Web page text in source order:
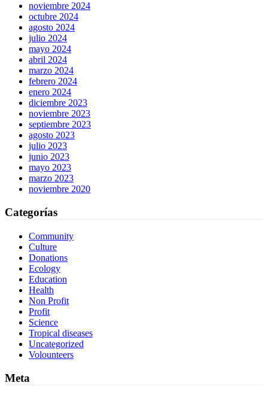
noviembre 2024
octubre 2024
agosto 2024
julio 2024
mayo 2024
abril 2024
marzo 2024
febrero 2024
enero 2024
diciembre 2023
noviembre 2023
septiembre 2023
agosto 2023
julio 2023
junio 2023
mayo 2023
marzo 2023
noviembre 2020
Categorías
Community
Culture
Donations
Ecology
Education
Health
Non Profit
Profit
Science
Tropical diseases
Uncategorized
Volounteers
Meta